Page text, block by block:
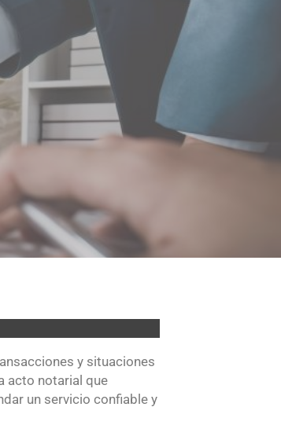
y situaciones
acto notarial que
un servicio confiable y